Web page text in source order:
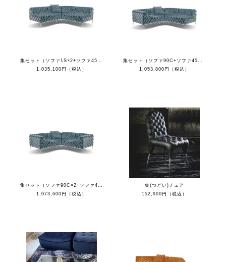
集セット（ソファ1S×2+ソファ45C×2+クッション）
1,035,100円（税込）
集セット（ソファ90C+ソファ45C×2+ソファ1S+クッション）
1,053,800円（税込）
集セット（ソファ90C×2+ソファ45C×2+クッション）
1,073,600円（税込）
集(つどい)チェア
152,900円（税込）